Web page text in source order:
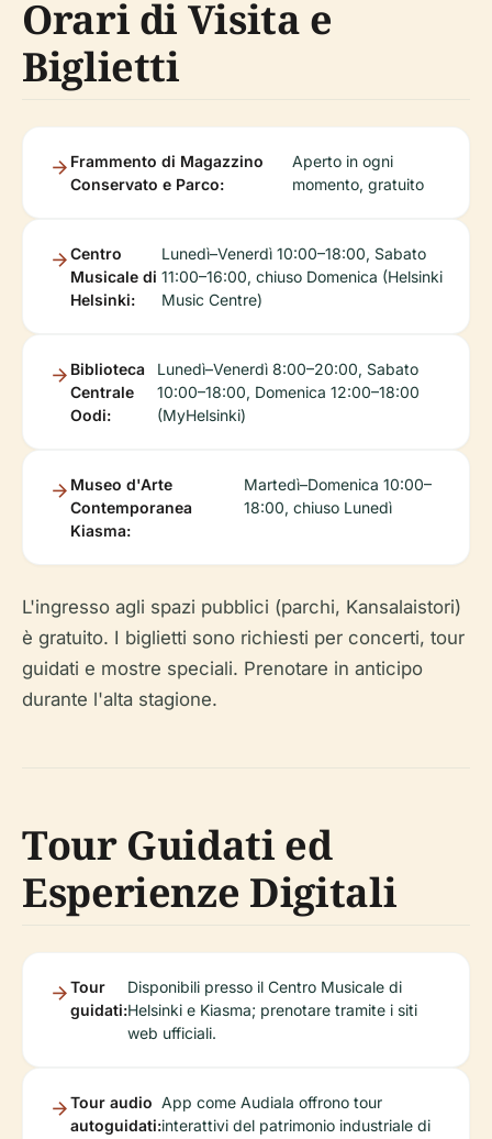
Orari di Visita e
Biglietti
Frammento di Magazzino
Conservato e Parco:
Aperto in ogni
momento, gratuito
Centro
Musicale di
Helsinki:
Lunedì–Venerdì 10:00–18:00, Sabato
11:00–16:00, chiuso Domenica (Helsinki
Music Centre)
Biblioteca
Centrale
Oodi:
Lunedì–Venerdì 8:00–20:00, Sabato
10:00–18:00, Domenica 12:00–18:00
(MyHelsinki)
Museo d'Arte
Contemporanea
Kiasma:
Martedì–Domenica 10:00–
18:00, chiuso Lunedì
L'ingresso agli spazi pubblici (parchi, Kansalaistori)
è gratuito. I biglietti sono richiesti per concerti, tour
guidati e mostre speciali. Prenotare in anticipo
durante l'alta stagione.
Tour Guidati ed
Esperienze Digitali
Tour
guidati:
Disponibili presso il Centro Musicale di
Helsinki e Kiasma; prenotare tramite i siti
web ufficiali.
Tour audio
autoguidati:
App come Audiala offrono tour
interattivi del patrimonio industriale di